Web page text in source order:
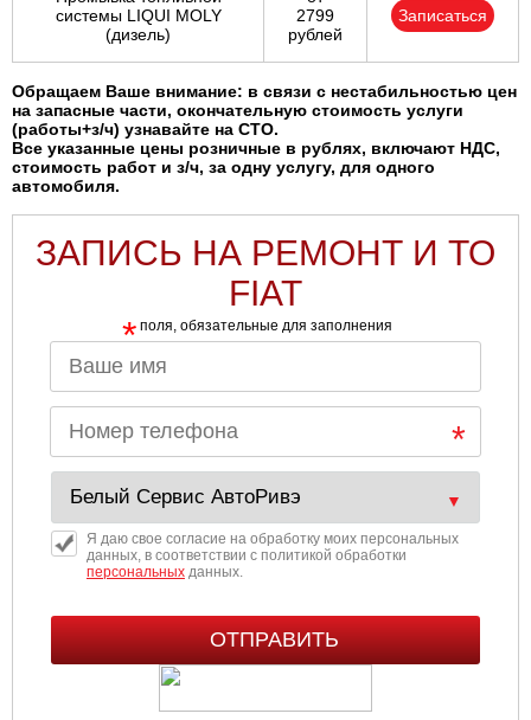
системы LIQUI MOLY
(дизель)
2799
рублей
Записаться
Обращаем Ваше внимание: в связи с нестабильностью цен
на запасные части, окончательную стоимость услуги
(работы+з/ч) узнавайте на СТО.
Все указанные цены розничные в рублях, включают НДС,
стоимость работ и з/ч, за одну услугу, для одного
автомобиля.
ЗАПИСЬ НА РЕМОНТ И ТО
FIAT
* поля, обязательные для заполнения
Я даю свое согласие на обработку моих персональных
данных, в соответствии с политикой обработки
персональныхданных.